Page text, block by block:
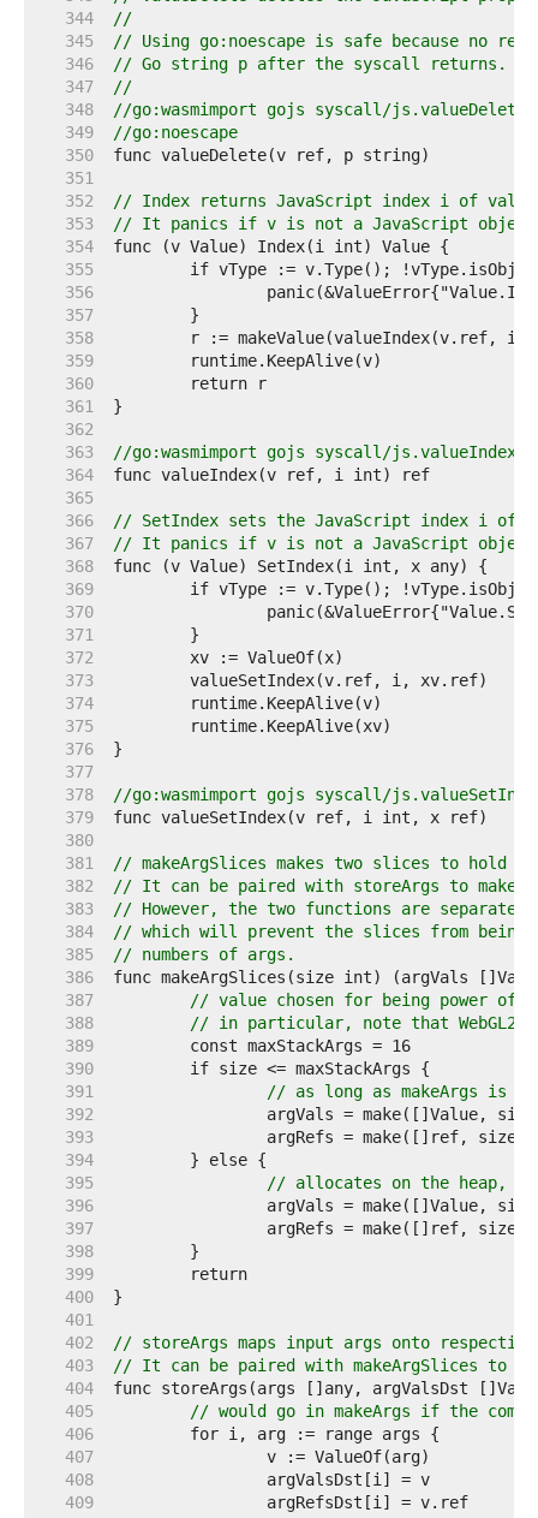
   344
//
   345
// Using go:noescape is safe because no
   346
// Go string p after the syscall returns.
   347
//
   348
//go:wasmimport gojs syscall/js.valueDelete
   349
//go:noescape
   350
   351
   352
// Index returns JavaScript index i of
   353
// It panics if v is not a JavaScript
   354
   355
   356
   357
   358
   359
   360
   361
   362
   363
//go:wasmimport gojs syscall/js.valueIndex
   364
   365
   366
// SetIndex sets the JavaScript index i of
   367
// It panics if v is not a JavaScript
   368
   369
   370
   371
   372
   373
   374
   375
   376
   377
   378
//go:wasmimport gojs syscall/
   379
   380
   381
// makeArgSlices makes two slices to hold
   382
// It can be paired with storeArgs to make-
   383
// However, the two functions are
   384
// which will prevent the slices from being
   385
// numbers of args.
   386
   387
// value chosen for being power of
   388
// in particular, note that WebGL2's
   389
   390
   391
// as long as makeArgs is
   392
   393
   394
   395
// allocates on the heap, but
   396
   397
   398
   399
   400
   401
   402
// storeArgs maps input args onto
   403
// It can be paired with makeArgSlices to
   404
   405
// would go in makeArgs if the
   406
   407
   408
   409